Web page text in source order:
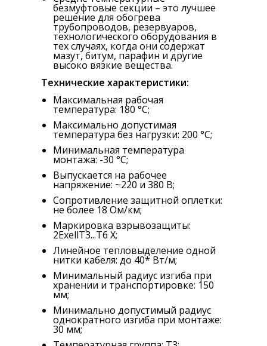
безмуфтовые секции – это лучшее
решение для обогрева
трубопроводов, резервуаров,
технологического оборудования в
тех случаях, когда они содержат
мазут, битум, парафин и другие
высоко вязкие вещества.
Технические характеристики:
Максимальная рабочая
температура: 180 °С;
Максимально допустимая
температура без нагрузки: 200 °С;
Минимальная температура
монтажа: -30 °С;
Выпускается на рабочее
напряжение: ~220 и 380 В;
Сопротивление защитной оплетки:
не более 18 Ом/км;
Маркировка взрывозащиты:
2ExellT3...Т6 X;
Линейное тепловыделение одной
нитки кабеля: до 40* Вт/м;
Минимальный радиус изгиба при
хранении и транспортировке: 150
мм;
Минимально допустимый радиус
однократного изгиба при монтаже:
30 мм;